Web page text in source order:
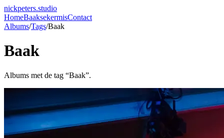
nickpeters.studio
HomeBaaksekermisContact
Albums/Tags/Baak
Baak
Albums met de tag “Baak”.